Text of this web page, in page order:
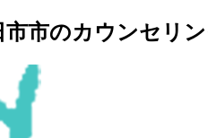
市のカウンセリ